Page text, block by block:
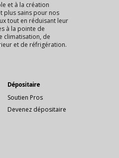
et à la création
plus sains pour nos
tout en réduisant leur
à la pointe de
climatisation, de
et de réfrigération.
Dépositaire
Soutien Pros
Devenez dépositaire